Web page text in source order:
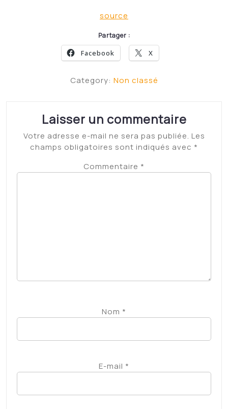
source
Partager :
Facebook X
Category: Non classé
Laisser un commentaire
Votre adresse e-mail ne sera pas publiée. Les
champs obligatoires sont indiqués avec *
Commentaire *
Nom *
E-mail *